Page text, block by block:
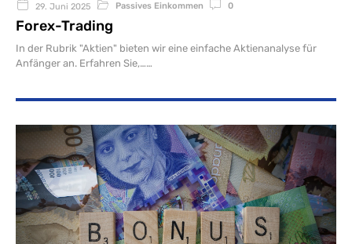
29. Juni 2025 Passives Einkommen 0
Forex-Trading
In der Rubrik "Aktien" bieten wir eine einfache Aktienanalyse für
Anfänger an. Erfahren Sie,…